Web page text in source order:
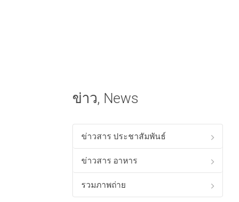
ข่าว, News
ข่าวสาร ประชาสัมพันธ์
ข่าวสาร อาหาร
รวมภาพถ่าย